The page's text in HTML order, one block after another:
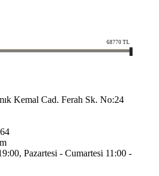
68770TL
Kemal Cad. Ferah Sk. No:24
Pazartesi - Cumartesi 11:00 -